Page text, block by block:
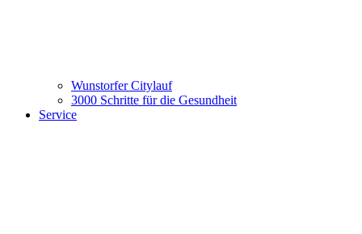
Wunstorfer Citylauf
3000 Schritte für die Gesundheit
Service